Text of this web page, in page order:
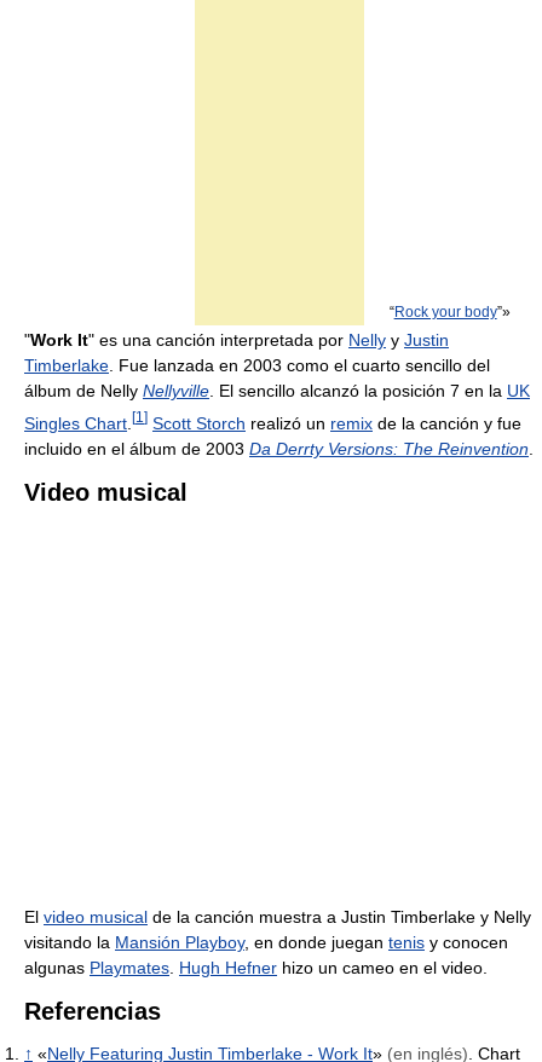
“Rock your body”»
"Work It" es una canción interpretada por Nelly y Justin
Timberlake . Fue lanzada en 2003 como el cuarto sencillo del
álbum de Nelly Nellyville . El sencillo alcanzó la posición 7 en la UK
Singles Chart [1 ] Scott Storch realizó un remix de la canción y fue
incluido en el álbum de 2003 Da Derrty Versions: The Reinvention
Video musical
El video musical de la canción muestra a Justin Timberlake y Nelly
visitando la Mansión Playboy, en donde juegan tenis y conocen
algunas Playmates Hugh Hefner hizo un cameo en el video.
Referencias
↑ «Nelly Featuring Justin Timberlake - Work It» (en inglés) . Chart